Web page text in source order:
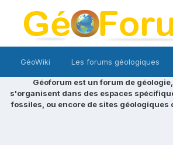
GéoWiki Les forums géologiques
Géoforum est un forum de
s'organisent dans des espaces
fossiles, ou encore de sites géologiques